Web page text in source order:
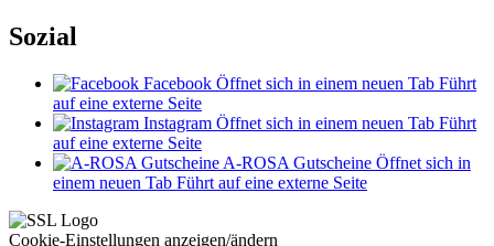
Sozial
Facebook Öffnet sich in einem neuen Tab Führt
auf eine externe Seite
Instagram Öffnet sich in einem neuen Tab Führt
auf eine externe Seite
A-ROSA Gutscheine Öffnet sich in
einem neuen Tab Führt auf eine externe Seite
Cookie-Einstellungen anzeigen/ändern